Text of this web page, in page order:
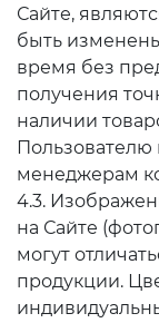
Сайте,
быть
время без
получения
наличии
менеджерам
4.3.
на Сайте
могут
продукции.